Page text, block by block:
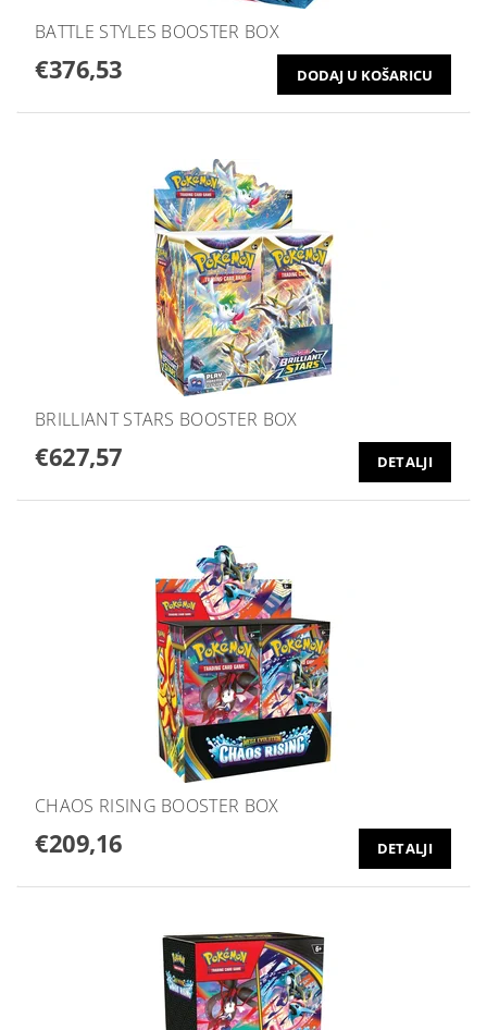
BATTLE STYLES BOOSTER BOX
€376,53
BRILLIANT STARS BOOSTER BOX
€627,57 DETALJI
CHAOS RISING BOOSTER BOX
€209,16 DETALJI